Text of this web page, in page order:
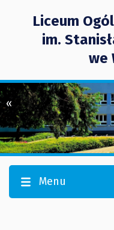
Liceum
im.
we
«
Menu